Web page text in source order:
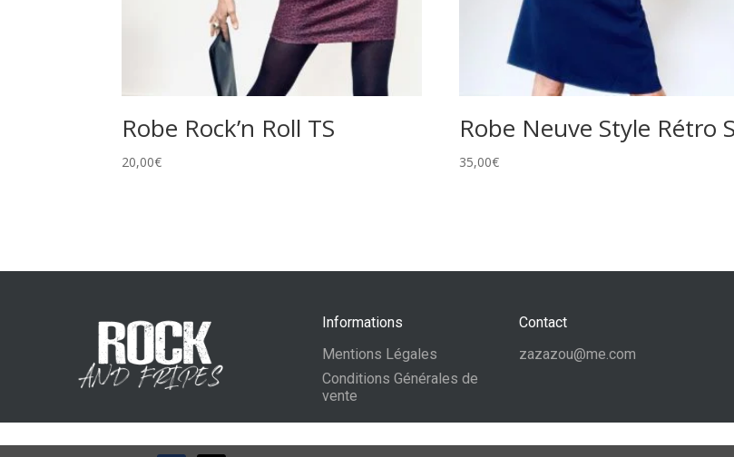
Robe Rock’n Roll TS
20,00€
Robe Neuve Style Rétro S
35,00€
Informations
Mentions Légales
Conditions Générales de
vente
Contact
zazazou@me.com